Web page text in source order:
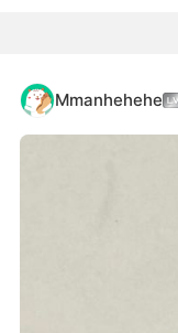
Mmanhehehe